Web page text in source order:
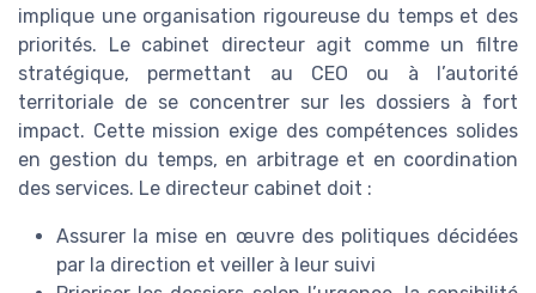
implique une organisation rigoureuse du temps et des
priorités. Le cabinet directeur agit comme un filtre
stratégique, permettant au CEO ou à l’autorité
territoriale de se concentrer sur les dossiers à fort
impact. Cette mission exige des compétences solides
en gestion du temps, en arbitrage et en coordination
des services. Le directeur cabinet doit :
Assurer la mise en œuvre des politiques décidées
par la direction et veiller à leur suivi